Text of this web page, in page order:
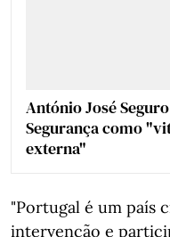
António José
Segurança como
externa"
"Portugal é um país
intervenção e